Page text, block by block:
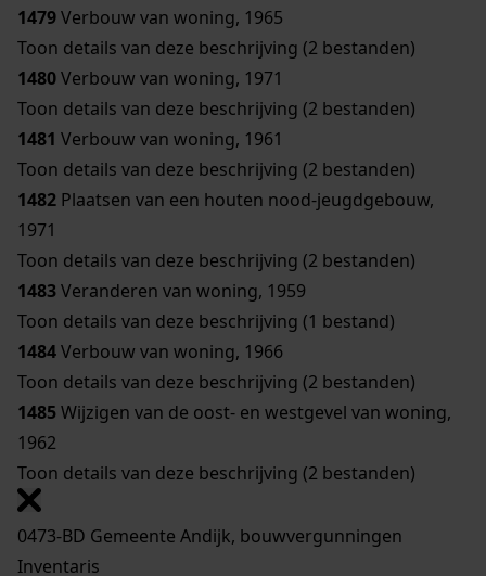
1479Verbouw van woning, 1965
Toon details van deze beschrijving (2 bestanden)
1480Verbouw van woning, 1971
Toon details van deze beschrijving (2 bestanden)
1481 Verbouw van woning, 1961
Toon details van deze beschrijving (2 bestanden)
1482 Plaatsen van een houten nood-jeugdgebouw,
1971
Toon details van deze beschrijving (2 bestanden)
1483Veranderen van woning, 1959
Toon details van deze beschrijving (1 bestand)
1484Verbouw van woning, 1966
Toon details van deze beschrijving (2 bestanden)
1485Wijzigen van de oost- en westgevel van woning,
1962
Toon details van deze beschrijving (2 bestanden)
0473-BD Gemeente Andijk, bouwvergunningen
Inventaris